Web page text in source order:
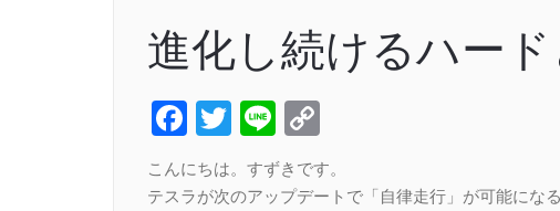
進化し続けるハード
Facebook
Twitter
Line
Link
こんにちは。すずきです。
テスラが次のアップデートで「自律走行」が可能にな